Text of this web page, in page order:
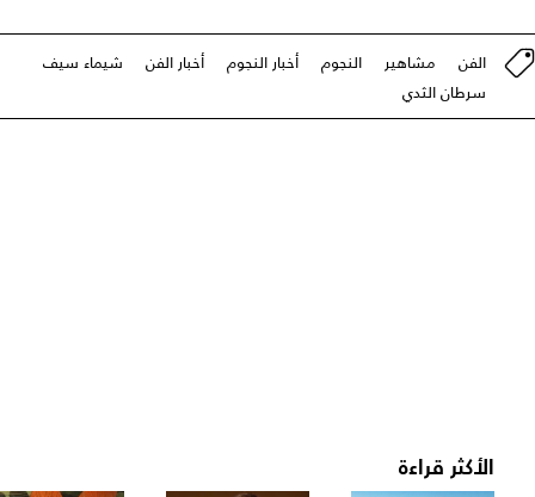
الفن مشاهير النجوم أخبار النجوم أخبار الفن
شيماء سيف
سرطان الثدي
الأكثر قراءة